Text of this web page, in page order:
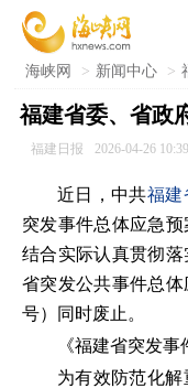
海峡网 > 新闻中心 >
福建省委、省政
福建日报 2026-04-26 10:39
近日，中共福建
突发事件总体应急
结合实际认真贯彻
省突发公共事件总体
号）同时废止。
《福建省突发
为有效防范化